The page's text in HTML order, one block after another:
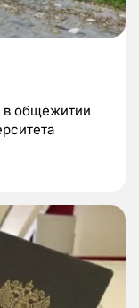
в общежитии